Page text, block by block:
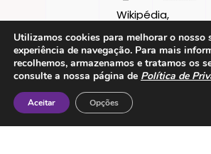
Utilizamos cookies para melhorar o nosso
experiência de navegação. Para mais
recolhemos, armazenamos e tratamos os
consulte a nossa página de Política de
Aceitar Opções